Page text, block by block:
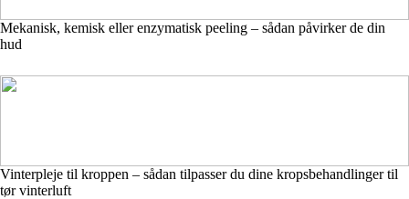
Mekanisk, kemisk eller enzymatisk peeling – sådan påvirker de din
hud
Vinterpleje til kroppen – sådan tilpasser du dine kropsbehandlinger til
tør vinterluft